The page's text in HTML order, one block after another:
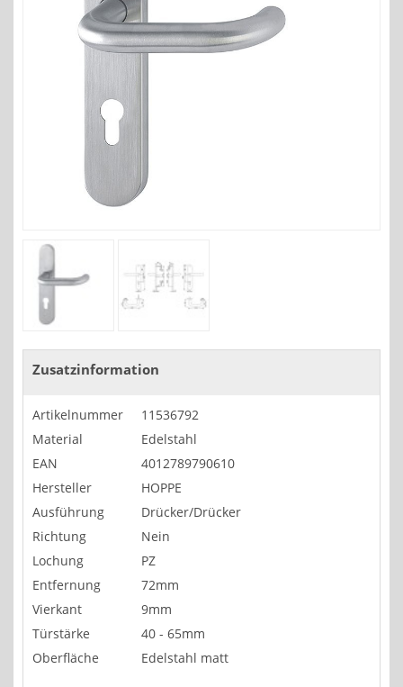
Zusatzinformation
Artikelnummer
11536792
Material
Edelstahl
EAN
4012789790610
Hersteller
HOPPE
Ausführung
Drücker/Drücker
Richtung
Nein
Lochung
PZ
Entfernung
72mm
Vierkant
9mm
Türstärke
40 - 65mm
Oberfläche
Edelstahl matt